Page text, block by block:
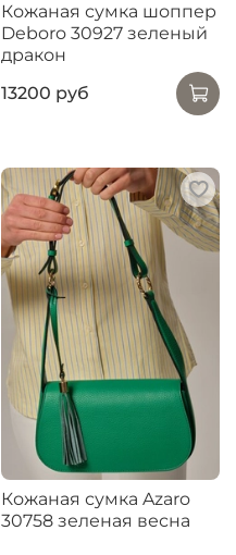
Кожаная сумка шоппер
Deboro 30927 зеленый
дракон
13200 руб
Кожаная сумка Azaro
30758 зеленая весна